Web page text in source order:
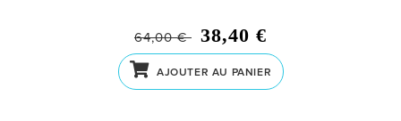
64,00 € 38,40 €
AJOUTER AU PANIER